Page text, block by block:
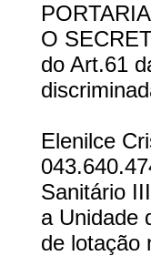
O
do Art.61
Elenilce
Sanitário
a Unidade
de lotação